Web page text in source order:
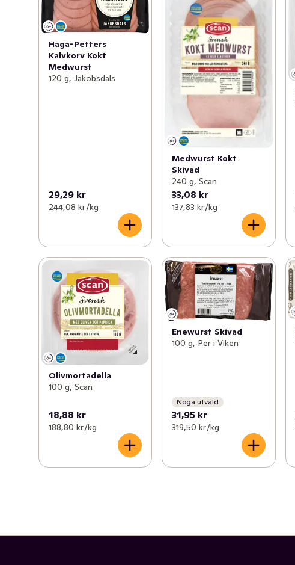
Haga-Petters
Kalvkorv Kokt
Medwurst
120 g, Jakobsdals
29,29 kr
244,08 kr /kg
Medwurst Kokt
Skivad
240 g, Scan
33,08 kr
137,83 kr /kg
Olivmortadella
100 g, Scan
18,88 kr
188,80 kr /kg
Enewurst Skivad
100 g, Per i Viken
Noga utvald
31,95 kr
319,50 kr /kg